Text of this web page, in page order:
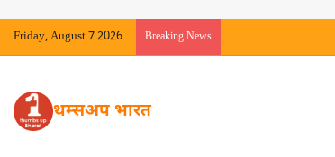
Friday, August 7 2026 Breaking News
थम्सअप भारत